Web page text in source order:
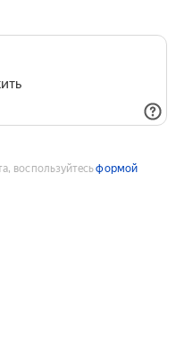
воспользуйтесьформой